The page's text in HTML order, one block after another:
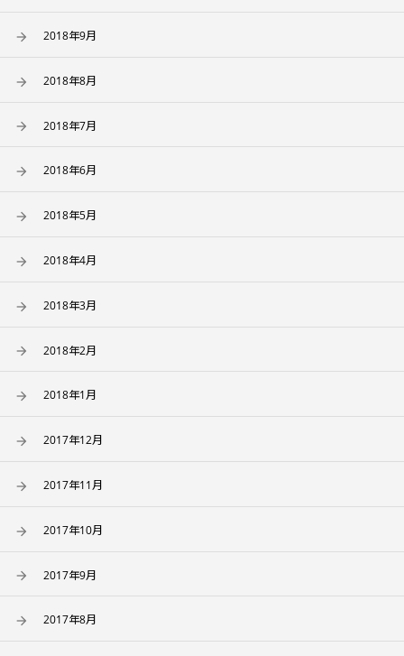
2018年9月
2018年8月
2018年7月
2018年6月
2018年5月
2018年4月
2018年3月
2018年2月
2018年1月
2017年12月
2017年11月
2017年10月
2017年9月
2017年8月